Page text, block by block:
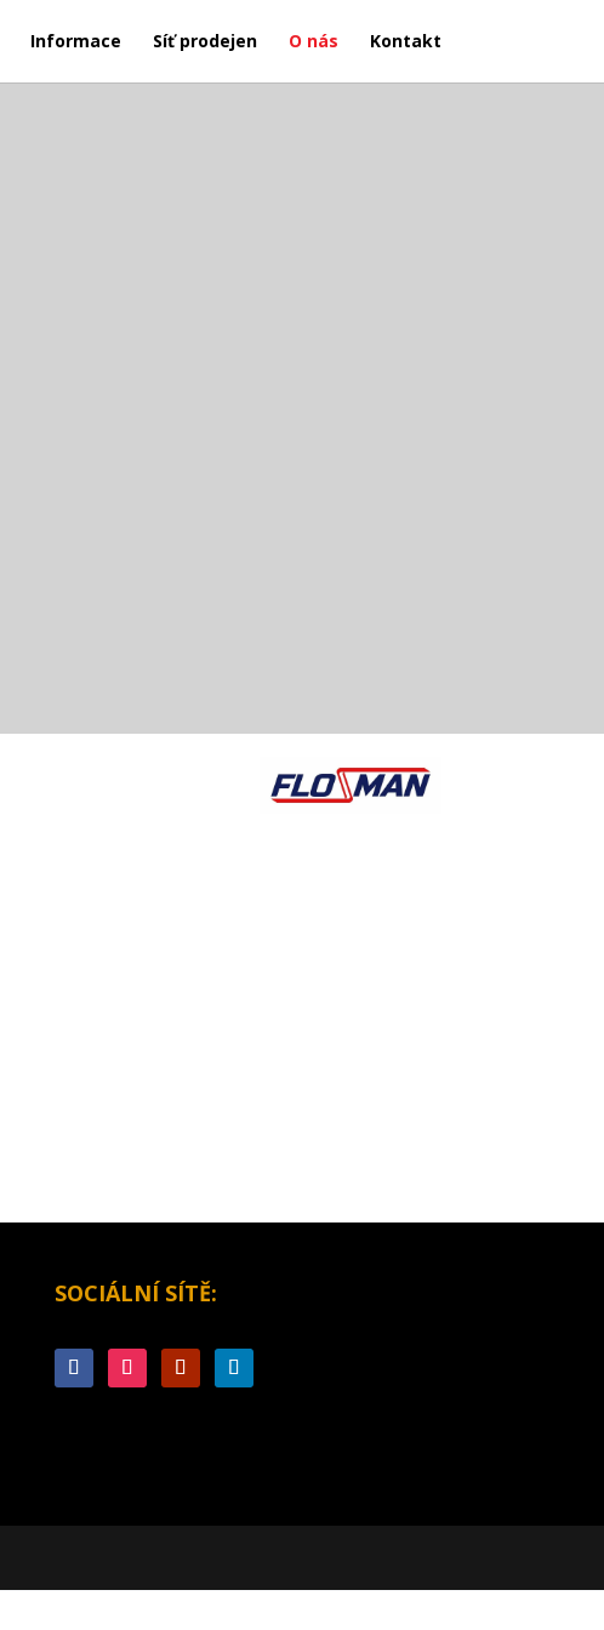
Informace Síť prodejen O nás Kontakt
SOCIÁLNÍ SÍTĚ: